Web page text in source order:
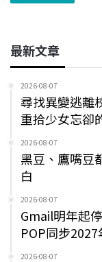
最新文章
2026-08-07
尋找異變逃離
重拾少女忘卻
2026-08-07
黑豆、鷹嘴豆
白
2026-08-07
Gmail明年起
POP同步
2026-08-07